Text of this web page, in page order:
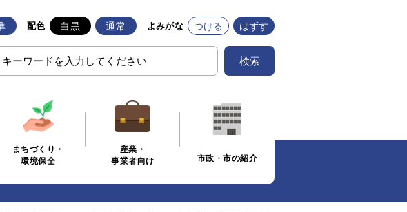
配色 白黒 通常 よみがな つける はずす
検索
まちづくり・
環境保全
産業・
事業者向け
市政・市の紹介